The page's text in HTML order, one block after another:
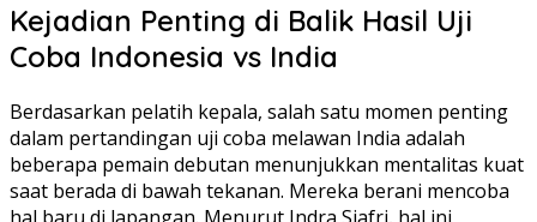
Kejadian Penting di Balik Hasil Uji
Coba Indonesia vs India
Berdasarkan pelatih kepala, salah satu momen penting
dalam pertandingan uji coba melawan India adalah
beberapa pemain debutan menunjukkan mentalitas kuat
saat berada di bawah tekanan. Mereka berani mencoba